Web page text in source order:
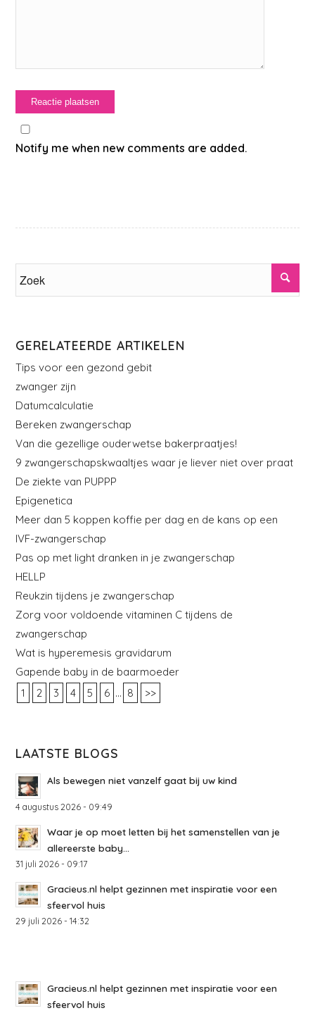
Notify me when new comments are added.
GERELATEERDE ARTIKELEN
Tips voor een gezond gebit
zwanger zijn
Datumcalculatie
Bereken zwangerschap
Van die gezellige ouderwetse bakerpraatjes!
9 zwangerschapskwaaltjes waar je liever niet over praat
De ziekte van PUPPP
Epigenetica
Meer dan 5 koppen koffie per dag en de kans op een
IVF-zwangerschap
Pas op met light dranken in je zwangerschap
HELLP
Reukzin tijdens je zwangerschap
Zorg voor voldoende vitaminen C tijdens de
zwangerschap
Wat is hyperemesis gravidarum
Gapende baby in de baarmoeder
1
2 3 4 5 6 ... 8 >>
LAATSTE BLOGS
Als bewegen niet vanzelf gaat bij uw kind
4 augustus 2026 - 09:49
Waar je op moet letten bij het samenstellen van je
allereerste baby...
31 juli 2026 - 09:17
Gracieus.nl helpt gezinnen met inspiratie voor een
sfeervol huis
29 juli 2026 - 14:32
Gracieus.nl helpt gezinnen met inspiratie voor een
sfeervol huis